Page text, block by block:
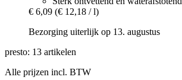
€ 6,09 (€ 12,18 / l)
Bezorging uiterlijk op 13. augustus
presto: 13 artikelen
Alle prijzen incl. BTW